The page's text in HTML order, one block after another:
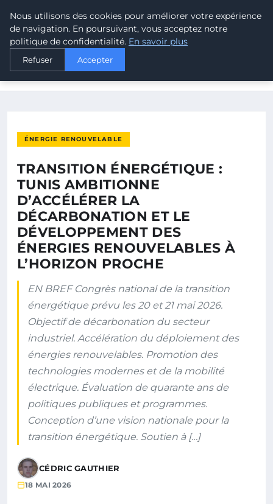
MALTA CLIMATE
ACCUEIL
TRANSITION ÉNERGÉTIQUE : TUNIS AMBITIONNE D’ACCÉLÉRER
ÉNERGIE RENOUVELABLE
TRANSITION ÉNERGÉTIQUE :
TUNIS AMBITIONNE
D’ACCÉLÉRER LA
DÉCARBONATION ET LE
DÉVELOPPEMENT DES
ÉNERGIES RENOUVELABLES À
L’HORIZON PROCHE
EN BREF Congrès national de la transition
énergétique prévu les 20 et 21 mai 2026.
Objectif de décarbonation du secteur
industriel. Accélération du déploiement des
énergies renouvelables. Promotion des
technologies modernes et de la mobilité
électrique. Évaluation de quarante ans de
politiques publiques et programmes.
Conception d’une vision nationale pour la
transition énergétique. Soutien à […]
CÉDRIC GAUTHIER
18 MAI 2026
Nous utilisons des cookies pour améliorer votre expérience
de navigation. En poursuivant, vous acceptez notre
politique de confidentialité. En savoir plus
Refuser Accepter